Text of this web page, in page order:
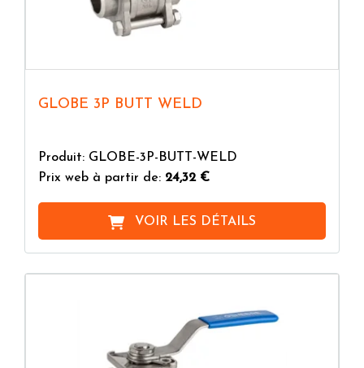
GLOBE 3P BUTT WELD
Produit: GLOBE-3P-BUTT-WELD
Prix web à partir de: 24,32 €
VOIR LES DÉTAILS